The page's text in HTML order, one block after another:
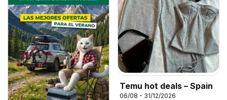
Temu hot deals – Spain
06/08 - 31/12/2026